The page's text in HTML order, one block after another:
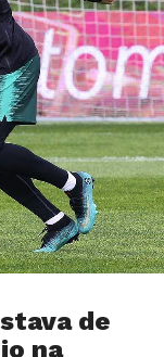
de
na